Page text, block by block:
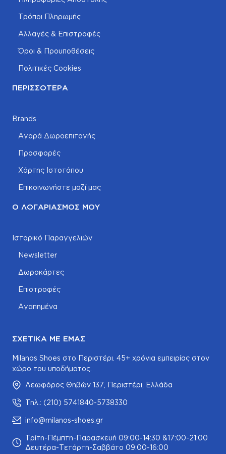
Τρόποι Πληρωμής
Αλλαγές & Επιστροφές
Όροι & Προυποθέσεις
Πολιτικές Cookies
ΠΕΡΙΣΣΌΤΕΡΑ
Brands
Αγορά Δωροεπιταγής
Προσφορές
Χάρτης Ιστοτόπου
Επικοινωνήστε μαζί μας
Ο ΛΟΓΑΡΙΑΣΜΌΣ ΜΟΥ
Ιστορικό Παραγγελιών
Newsletter
Δωροκάρτες
Επιστροφές
Αγαπημένα
ΣΧΕΤΙΚΆ ΜΕ ΕΜΆΣ
Milanos Shoes στο Περιστέρι. 45+ χρόνια εμπειρίας στον
χώρο του υποδήματος.
Λεωφόρος Θηβών 137, Περιστέρι, Ελλάδα
Τηλ.: (210) 5741840-5738330
info@milanos-shoes.gr
Τρίτη-Πέμπτη-Παρασκευή 09:00-14:30 &17:00-21:00
Δευτέρα-Τετάρτη-Σαββάτο 09:00-16:00